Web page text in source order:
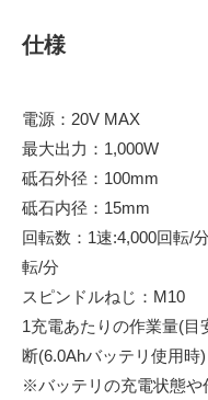
仕様
電源：20V MAX
最大出力：1,000W
砥石外径：100mm
砥石内径：15mm
回転数：1速:4,000回転/
転/分
スピンドルねじ：M10
1充電あたりの作業量(目
断(6.0Ahバッテリ使用時)
※バッテリの充電状態や